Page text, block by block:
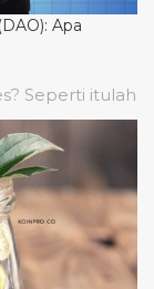
Apa
Seperti itulah